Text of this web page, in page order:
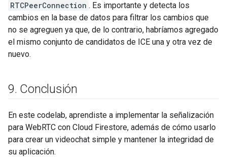
RTCPeerConnection . Es importante y detecta los
cambios en la base de datos para filtrar los cambios que
no se agreguen ya que, de lo contrario, habríamos agregado
el mismo conjunto de candidatos de ICE una y otra vez de
nuevo.
9. Conclusión
En este codelab, aprendiste a implementar la señalización
para WebRTC con Cloud Firestore, además de cómo usarlo
para crear un videochat simple y mantener la integridad de
su aplicación.